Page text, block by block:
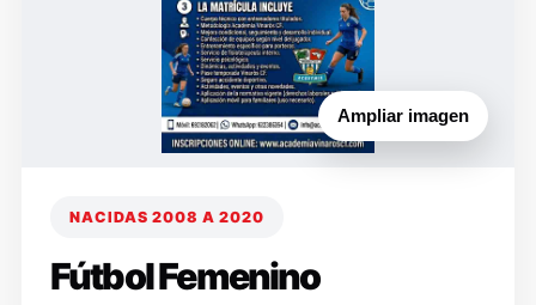
Ampliar imagen
NACIDAS 2008 A 2020
Fútbol Femenino